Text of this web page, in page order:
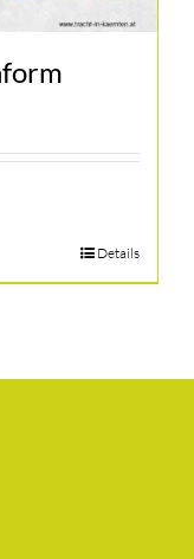
Details